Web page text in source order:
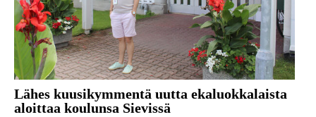
Lähes kuusikymmentä uutta ekaluokkalaista
aloittaa koulunsa Sievissä